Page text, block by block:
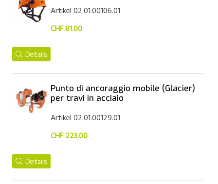
Artikel 02.01.00106.01
CHF 81.00
Details
Punto di ancoraggio mobile (Glacier)
per travi in acciaio
Artikel 02.01.00129.01
CHF 223.00
Details